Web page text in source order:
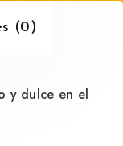
(0)
y dulce en el